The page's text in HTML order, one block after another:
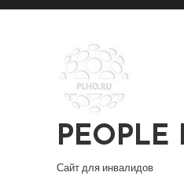
Перейти
содержимому
PEOPLE
Сайт для инвалидов